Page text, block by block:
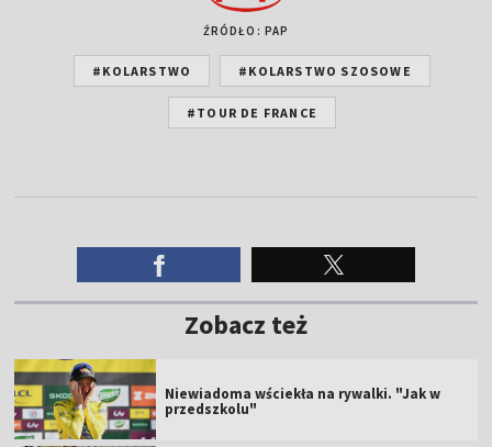
ŹRÓDŁO: PAP
#KOLARSTWO #KOLARSTWO SZOSOWE
#TOUR DE FRANCE
Zobacz też
Niewiadoma wściekła na rywalki. "Jak w
przedszkolu"